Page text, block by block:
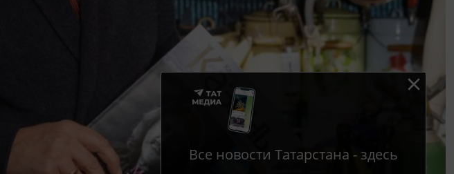
Все новости Татарстана - здесь